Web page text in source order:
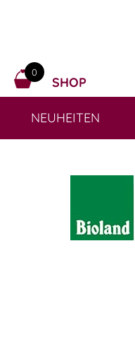
0
SHOP
NEUHEITEN